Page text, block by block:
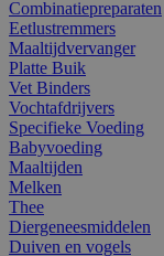
Combinatiepreparaten
Eetlustremmers
Maaltijdvervanger
Platte Buik
Vet Binders
Vochtafdrijvers
Specifieke Voeding
Babyvoeding
Maaltijden
Melken
Thee
Diergeneesmiddelen
Duiven en vogels